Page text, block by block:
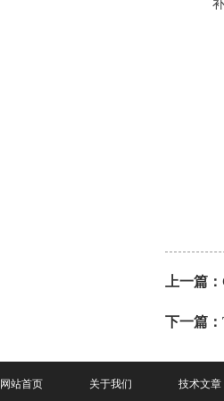
上一篇：
下一篇：
网站首页 关于我们 技术文章